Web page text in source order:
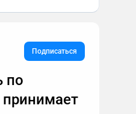
Подписаться
по
принимает